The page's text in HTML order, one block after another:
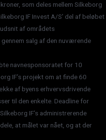
som deles mellem Silkeborg
IF Invest A/S’ del af beløbet
af områdets
salg af den nuværende
navnesponsoratet for 10
IF’s projekt om at finde 60
af byens erhvervsdrivende
til den enkelte. Deadline for
IF’s administrerende
at målet var nået, og at der